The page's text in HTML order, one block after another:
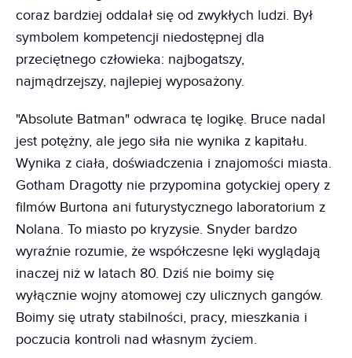
coraz bardziej oddalał się od zwykłych ludzi. Był
symbolem kompetencji niedostępnej dla
przeciętnego człowieka: najbogatszy,
najmądrzejszy, najlepiej wyposażony.
"Absolute Batman" odwraca tę logikę. Bruce nadal
jest potężny, ale jego siła nie wynika z kapitału.
Wynika z ciała, doświadczenia i znajomości miasta.
Gotham Dragotty nie przypomina gotyckiej opery z
filmów Burtona ani futurystycznego laboratorium z
Nolana. To miasto po kryzysie. Snyder bardzo
wyraźnie rozumie, że współczesne lęki wyglądają
inaczej niż w latach 80. Dziś nie boimy się
wyłącznie wojny atomowej czy ulicznych gangów.
Boimy się utraty stabilności, pracy, mieszkania i
poczucia kontroli nad własnym życiem.